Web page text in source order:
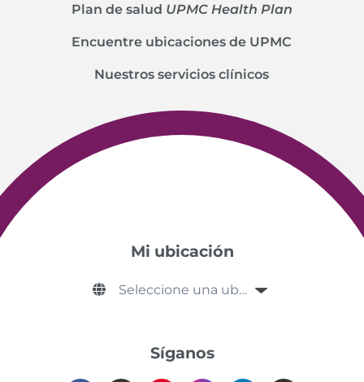
Plan de salud UPMC Health Plan
Encuentre ubicaciones de UPMC
Nuestros servicios clínicos
Mi ubicación
Síganos